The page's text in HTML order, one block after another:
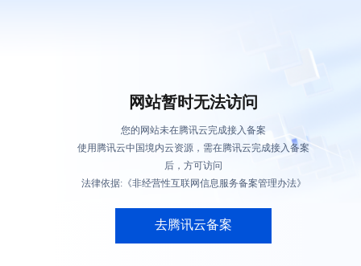
网站暂时无法访问
您的网站未在腾讯云完成接入备案
使用腾讯云中国境内云资源，需在腾讯云完成接入备案
后，方可访问
法律依据:《非经营性互联网信息服务备案管理办法》
去腾讯云备案